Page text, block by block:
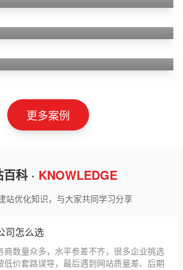
更多案例
科 · KNOWLEDGE
站优化知识，与大家共同学习分享
司怎么选
商数量众多，水平参差不齐，很多企业挑选
低价套路误导，最后遇到网站质量差、后期